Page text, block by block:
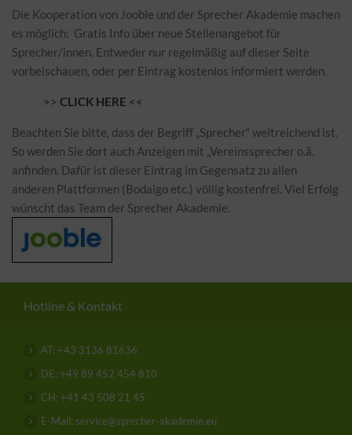
Die Kooperation von Jooble und der Sprecher Akademie machen
es möglich: Gratis Info über neue Stellenangebot für
Sprecher/innen. Entweder nur regelmäßig auf dieser Seite
vorbeischauen, oder per Eintrag kostenlos informiert werden.
>> CLICK HERE <<
Beachten Sie bitte, dass der Begriff „Sprecher“ weitreichend ist.
So werden Sie dort auch Anzeigen mit „Vereinssprecher o.ä.
anfinden. Dafür ist dieser Eintrag im Gegensatz zu allen
anderen Plattformen (Bodalgo etc.) völlig kostenfrei. Viel Erfolg
wünscht das Team der Sprecher Akademie.
Hotline & Kontakt
AT: +43 3136 81636
DE: +49 89 452 454 810
CH: +41 43 508 21 45
E-Mail: service@sprecher-akademie.eu